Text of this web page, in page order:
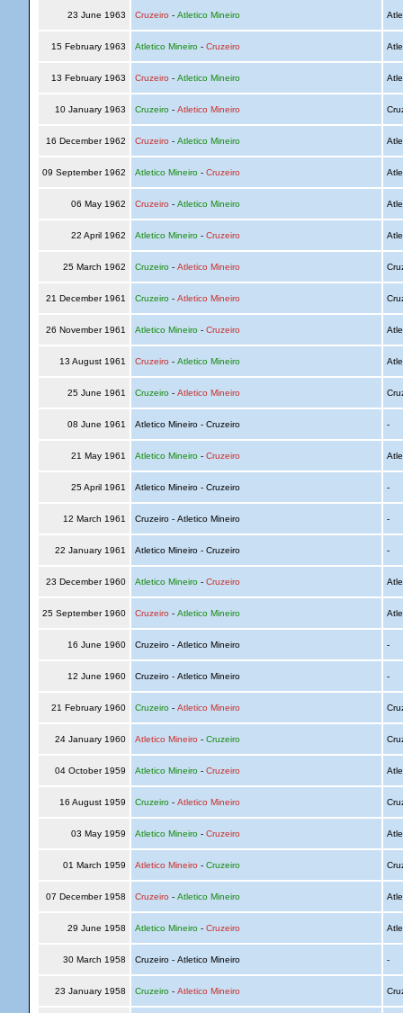
23 June 1963 Cruzeiro - Atletico Mineiro
15 February 1963 Atletico Mineiro- Cruzeiro
13 February 1963 Cruzeiro - Atletico Mineiro
10 January 1963 Cruzeiro- Atletico Mineiro
16 December 1962 Cruzeiro - Atletico Mineiro
09 September 1962 Atletico Mineiro- Cruzeiro
06 May 1962 Cruzeiro - Atletico Mineiro
22 April 1962 Atletico Mineiro- Cruzeiro
25 March 1962 Cruzeiro- Atletico Mineiro
21 December 1961 Cruzeiro- Atletico Mineiro
26 November 1961 Atletico Mineiro- Cruzeiro
13 August 1961 Cruzeiro - Atletico Mineiro
25 June 1961 Cruzeiro- Atletico Mineiro
08 June 1961 Atletico Mineiro - Cruzeiro -
21 May 1961 Atletico Mineiro- Cruzeiro
25 April 1961 Atletico Mineiro - Cruzeiro -
12 March 1961 Cruzeiro - Atletico Mineiro -
22 January 1961 Atletico Mineiro - Cruzeiro -
23 December 1960 Atletico Mineiro- Cruzeiro
25 September 1960 Cruzeiro - Atletico Mineiro
16 June 1960 Cruzeiro - Atletico Mineiro -
12 June 1960 Cruzeiro - Atletico Mineiro -
21 February 1960 Cruzeiro- Atletico Mineiro
24 January 1960 Atletico Mineiro - Cruzeiro
04 October 1959 Atletico Mineiro- Cruzeiro
16 August 1959 Cruzeiro- Atletico Mineiro
03 May 1959 Atletico Mineiro- Cruzeiro
01 March 1959 Atletico Mineiro - Cruzeiro
07 December 1958 Cruzeiro - Atletico Mineiro
29 June 1958 Atletico Mineiro- Cruzeiro
30 March 1958 Cruzeiro - Atletico Mineiro -
23 January 1958 Cruzeiro- Atletico Mineiro